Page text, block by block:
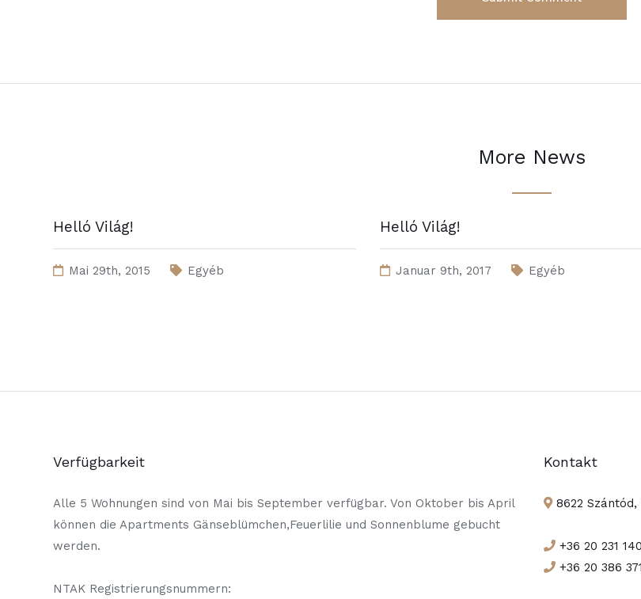
More News
Helló Világ!
Mai 29th, 2015 Egyéb
Helló Világ!
Januar 9th, 2017 Egyéb
Verfügbarkeit
Alle 5 Wohnungen sind von Mai bis September verfügbar. Von Oktober bis April
können die Apartments Gänseblümchen,Feuerlilie und Sonnenblume gebucht
werden.
NTAK Registrierungsnummern:
Kontakt
8622 Szántód,
+36 20 231
+36 20 386